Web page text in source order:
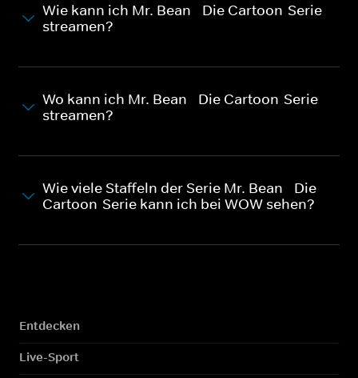
Wie kann ich Mr. Bean - Die Cartoon-Serie
streamen?
Wo kann ich Mr. Bean - Die Cartoon-Serie
streamen?
Wie viele Staffeln der Serie Mr. Bean - Die
Cartoon-Serie kann ich bei WOW sehen?
Entdecken
Live-Sport